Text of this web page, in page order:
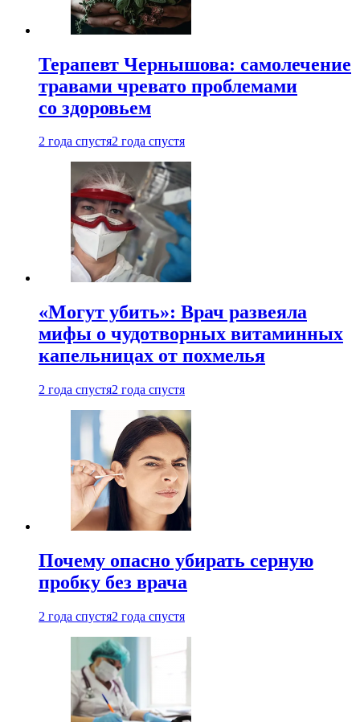
Терапевт Чернышова: самолечение
травами чревато проблемами
со здоровьем
2 года спустя2 года спустя
«Могут убить»: Врач развеяла
мифы о чудотворных витаминных
капельницах от похмелья
2 года спустя2 года спустя
Почему опасно убирать серную
пробку без врача
2 года спустя2 года спустя